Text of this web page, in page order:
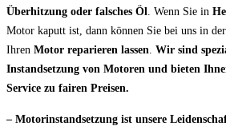
Überhitzung oder falsches Öl. Wenn Sie in
Motor kaputt ist, dann können Sie bei uns in
Ihren Motor reparieren lassen. Wir sind
Instandsetzung von Motoren und bieten
Service zu fairen Preisen.
– Motorinstandsetzung ist unsere